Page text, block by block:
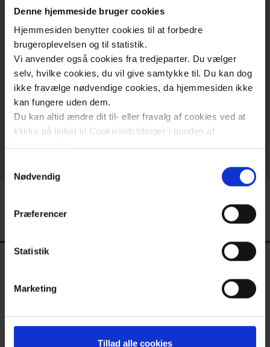
Denne hjemmeside bruger cookies
Hjemmesiden benytter cookies til at forbedre
brugeroplevelsen og til statistik.
Vi anvender også cookies fra tredjeparter. Du vælger
selv, hvilke cookies, du vil give samtykke til. Du kan dog
ikke fravælge nødvendige cookies, da hjemmesiden ikke
kan fungere uden dem.
Du kan altid ændre dit til- eller fravalg af cookies ved at
klikke på linket til Cookieindstillinger i bunden af
Læs mere om brugen af cookies på vores hjemmeside
Læs mere om vores behandling af personoplysninger
her.
Nødvendig
Præferencer
Statistik
Marketing
Tillad alle cookies
Hangi
konuda
yardım
alabilirim?
Arama
İletişim
Hakkımızda
Cookies
Arka plan